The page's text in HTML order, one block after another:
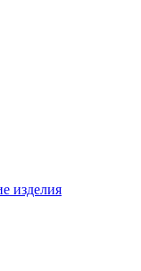
изделия